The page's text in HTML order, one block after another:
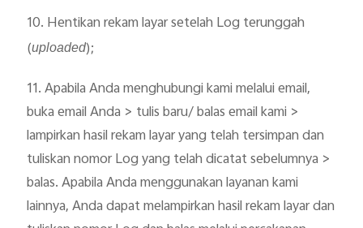
10. Hentikan rekam layar setelah Log terunggah
(uploaded);
11. Apabila Anda menghubungi kami melalui email,
buka email Anda > tulis baru/ balas email kami >
lampirkan hasil rekam layar yang telah tersimpan dan
tuliskan nomor Log yang telah dicatat sebelumnya >
balas. Apabila Anda menggunakan layanan kami
lainnya, Anda dapat melampirkan hasil rekam layar dan